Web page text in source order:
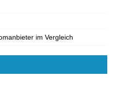
im Vergleich